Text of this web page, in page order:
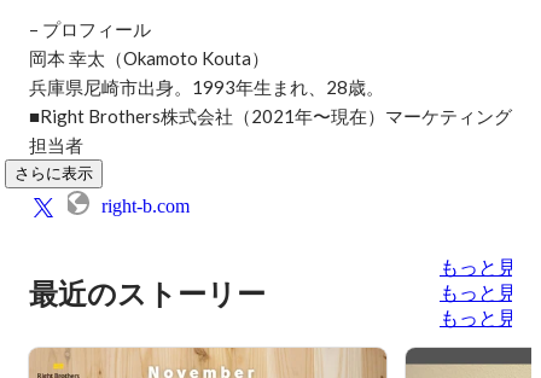
– プロフィール
岡本 幸太（Okamoto Kouta）
兵庫県尼崎市出身。1993年生まれ、28歳。
■Right Brothers株式会社（2021年〜現在）マーケティング
担当者
さらに表示
right-b.com
最近のストーリー
もっと見る
もっと見る
もっと見る